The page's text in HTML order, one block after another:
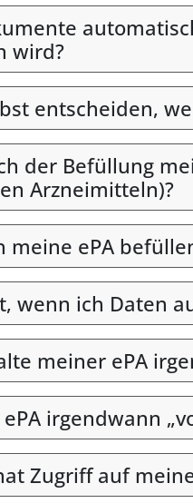
wird?
entscheiden,
der Befüllung
Arzneimitteln)?
meine ePA
wenn ich Daten
meiner ePA
irgendwann
Zugriff auf